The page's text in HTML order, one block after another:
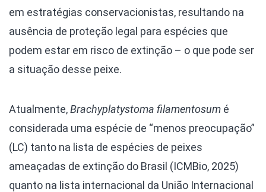
em estratégias conservacionistas, resultando na
ausência de proteção legal para espécies que
podem estar em risco de extinção – o que pode ser
a situação desse peixe.
Atualmente,Brachyplatystoma filamentosum é
considerada uma espécie de “menos preocupação”
(LC) tanto na lista de espécies de peixes
ameaçadas de extinção do Brasil (ICMBio, 2025)
quanto na lista internacional da União Internacional